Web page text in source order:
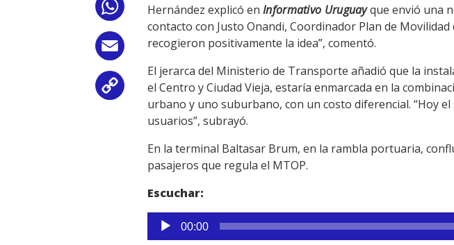
WhatsApp
Email
Copy
Link
Hernández explicó en Informativo Uruguayque envió una
contacto con Justo Onandi, Coordinador Plan de
recogieron positivamente la idea”, comentó.
El jerarca del Ministerio de Transporte añadió que la
el Centro y Ciudad Vieja, estaría enmarcada en la
urbano y uno suburbano, con un costo diferencial. “Hoy
usuarios”, subrayó.
En la terminal Baltasar Brum, en la rambla portuaria,
pasajeros que regula el MTOP.
Escuchar:
Reproductor
de
00:00